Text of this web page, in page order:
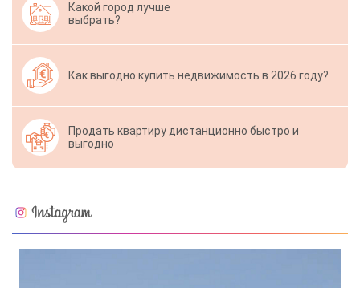
Какой город лучше
выбрать?
Как выгодно купить недвижимость в 2026 году?
Продать квартиру дистанционно быстро и
выгодно